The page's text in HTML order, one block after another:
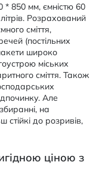
* 850 мм, ємністю 60
Розрахований
сміття,
(постільних
широко
міських
сміття. Також
Але
на
стійкі до розривів,
ціною з